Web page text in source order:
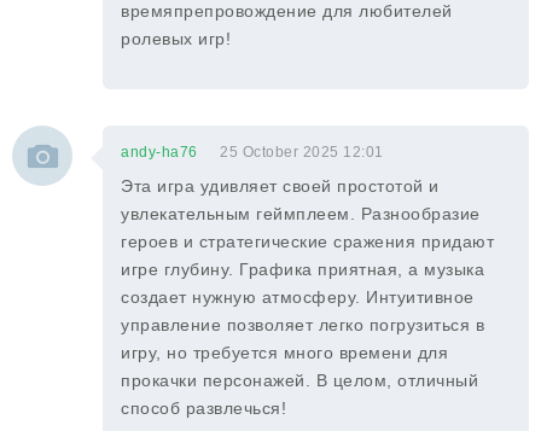
времяпрепровождение для любителей
ролевых игр!
andy-ha76 25 October 2025 12:01
Эта игра удивляет своей простотой и
увлекательным геймплеем. Разнообразие
героев и стратегические сражения придают
игре глубину. Графика приятная, а музыка
создает нужную атмосферу. Интуитивное
управление позволяет легко погрузиться в
игру, но требуется много времени для
прокачки персонажей. В целом, отличный
способ развлечься!